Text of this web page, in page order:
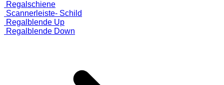
Regalschiene
Scannerleiste- Schild
Regalblende Up
Regalblende Down